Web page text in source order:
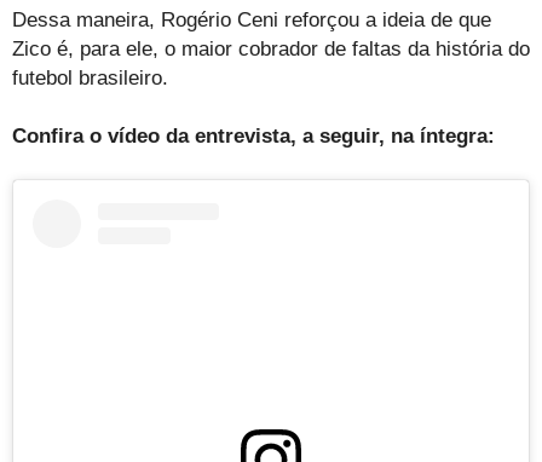
Dessa maneira, Rogério Ceni reforçou a ideia de que
Zico é, para ele, o maior cobrador de faltas da história do
futebol brasileiro.
Confira o vídeo da entrevista, a seguir, na íntegra: